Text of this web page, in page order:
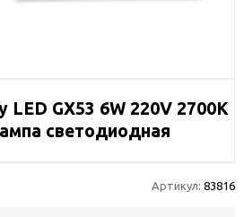
LED GX53 6W 220V 2700K
светодиодная
Артикул: 83816